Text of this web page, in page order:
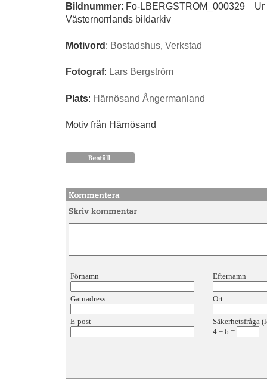
Bildnummer: Fo-LBERGSTROM_000329
Ur
Västernorrlands bildarkiv
Motivord: Bostadshus, Verkstad
Fotograf: Lars Bergström
Plats: Härnösand Ångermanland
Motiv från Härnösand
Förnamn Efternamn
Gatuadress Ort
E-post
Säkerhetsfråga
4 + 6 =